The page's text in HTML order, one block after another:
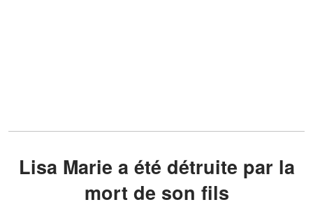
Lisa Marie a été détruite par la
mort de son fils